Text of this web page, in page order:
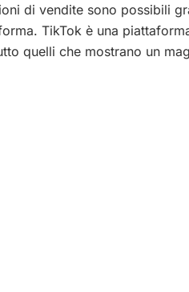
di vendite sono possibili
TikTok è una
quelli che mostrano un